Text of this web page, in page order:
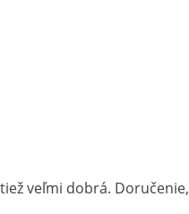
veľmi dobrá. Doručenie,